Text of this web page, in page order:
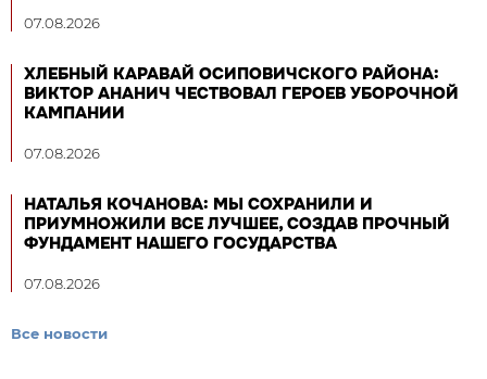
07.08.2026
ХЛЕБНЫЙ КАРАВАЙ ОСИПОВИЧСКОГО РАЙОНА:
ВИКТОР АНАНИЧ ЧЕСТВОВАЛ ГЕРОЕВ УБОРОЧНОЙ
КАМПАНИИ
07.08.2026
НАТАЛЬЯ КОЧАНОВА: МЫ СОХРАНИЛИ И
ПРИУМНОЖИЛИ ВСЕ ЛУЧШЕЕ, СОЗДАВ ПРОЧНЫЙ
ФУНДАМЕНТ НАШЕГО ГОСУДАРСТВА
07.08.2026
Все новости